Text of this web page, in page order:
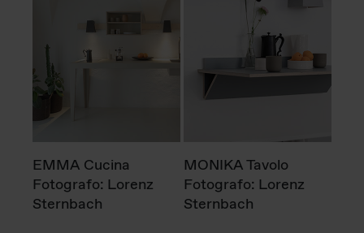
EMMA Cucina
Fotografo: Lorenz
Sternbach
MONIKA Tavolo
Fotografo: Lorenz
Sternbach